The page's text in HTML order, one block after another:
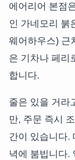
에어리어 본점
인 가네모리 붉
웨어하우스) 근
은 기차나 페리
합니다.
줄은 있을 거라
만, 주문 즉시
간이 있습니다.
녁에 붐빕니다.